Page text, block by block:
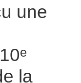
une
la